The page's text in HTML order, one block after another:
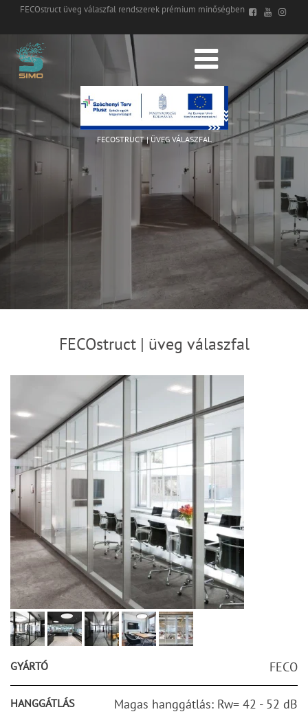
FECOstruct üveg válaszfal rendszerek prémium minőségben
FECOSTRUCT | ÜVEG VÁLASZFAL
FECOstruct | üveg válaszfal
GYÁRTÓ FECO
HANGGÁTLÁS Magas hanggátlás: Rw= 42 - 52 dB